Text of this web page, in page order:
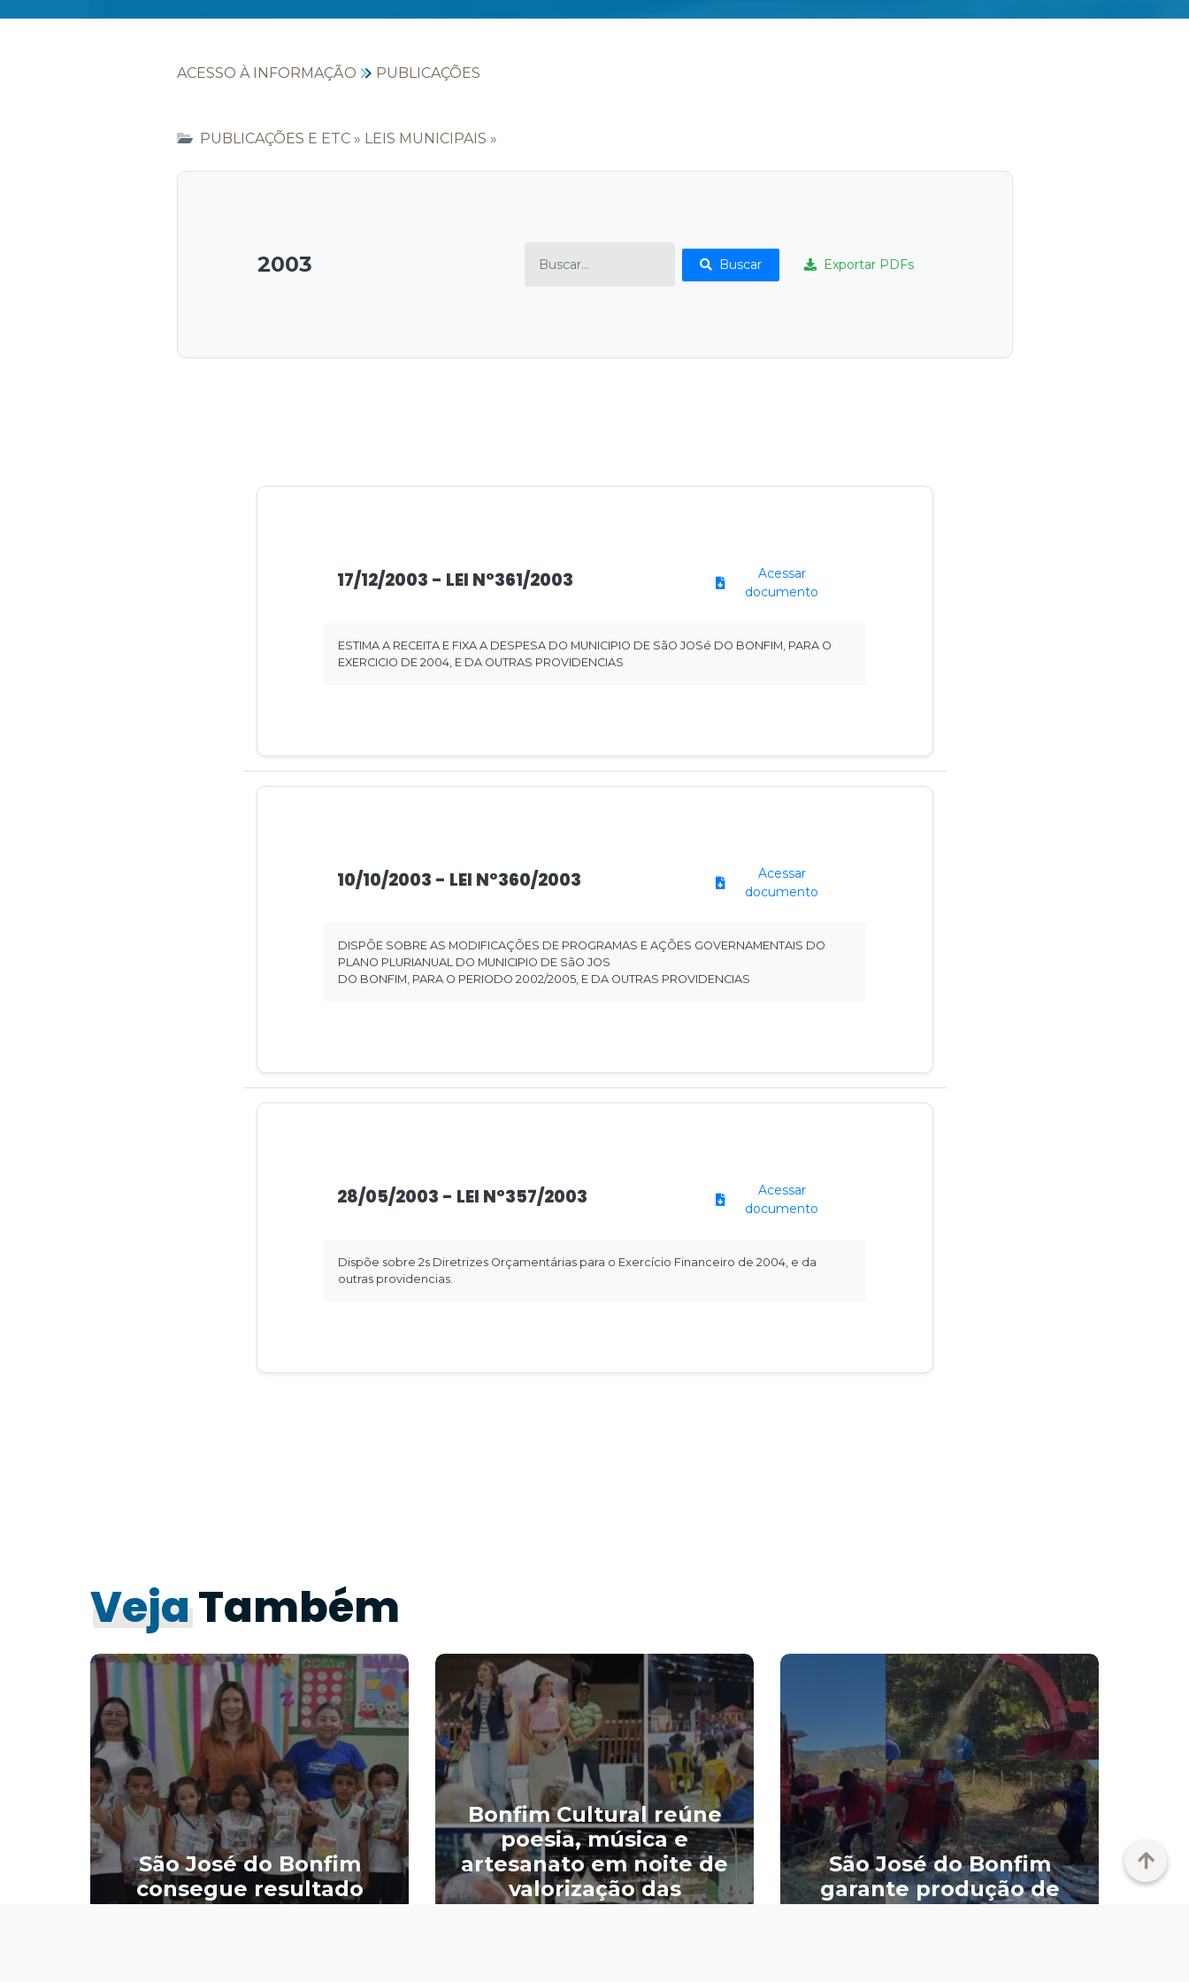
ACESSO À INFORMAÇÃO PUBLICAÇÕES
PUBLICAÇÕES E ETC» LEIS MUNICIPAIS »
2003 Buscar Exportar PDFs
17/12/2003 - LEI N°361/2003
Acessar
documento
ESTIMA A RECEITA E FIXA A DESPESA DO MUNICIPIO DE SãO JOSé DO BONFIM, PARA O
EXERCICIO DE 2004, E DA OUTRAS PROVIDENCIAS
10/10/2003 - LEI N°360/2003
Acessar
documento
DISPÕE SOBRE AS MODIFICAÇÕES DE PROGRAMAS E AÇÕES GOVERNAMENTAIS DO
PLANO PLURIANUAL DO MUNICIPIO DE SãO JOS
DO BONFIM, PARA O PERIODO 2002/2005, E DA OUTRAS PROVIDENCIAS
28/05/2003 - LEI N°357/2003
Acessar
documento
Dispõe sobre 2s Diretrizes Orçamentárias para o Exercício Financeiro de 2004, e da
outras providencias.
VejaTambém
São José do Bonfim
consegue resultado
Bonfim Cultural reúne
poesia, música e
artesanato em noite de
valorização das
São José do Bonfim
garante produção de